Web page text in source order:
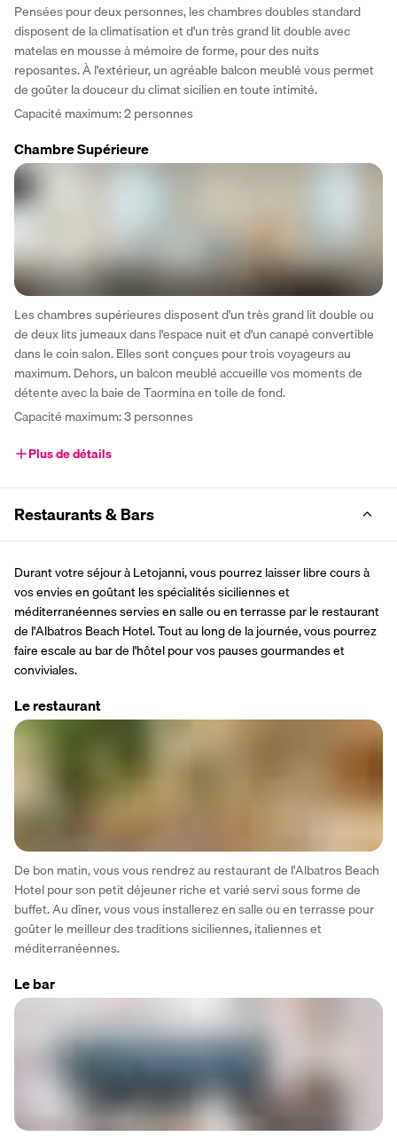
Pensées pour deux personnes, les chambres doubles standard
disposent de la climatisation et d'un très grand lit double avec
matelas en mousse à mémoire de forme, pour des nuits
reposantes. À l'extérieur, un agréable balcon meublé vous permet
de goûter la douceur du climat sicilien en toute intimité.
Capacité maximum: 2 personnes
Chambre Supérieure
Les chambres supérieures disposent d'un très grand lit double ou
de deux lits jumeaux dans l'espace nuit et d'un canapé convertible
dans le coin salon. Elles sont conçues pour trois voyageurs au
maximum. Dehors, un balcon meublé accueille vos moments de
détente avec la baie de Taormina en toile de fond.
Capacité maximum: 3 personnes
Plus de détails
Restaurants & Bars
Durant votre séjour à Letojanni, vous pourrez laisser libre cours à
vos envies en goûtant les spécialités siciliennes et
méditerranéennes servies en salle ou en terrasse par le restaurant
de l'Albatros Beach Hotel. Tout au long de la journée, vous pourrez
faire escale au bar de l'hôtel pour vos pauses gourmandes et
conviviales.
Le restaurant
De bon matin, vous vous rendrez au restaurant de l'Albatros Beach
Hotel pour son petit déjeuner riche et varié servi sous forme de
buffet. Au dîner, vous vous installerez en salle ou en terrasse pour
goûter le meilleur des traditions siciliennes, italiennes et
méditerranéennes.
Le bar